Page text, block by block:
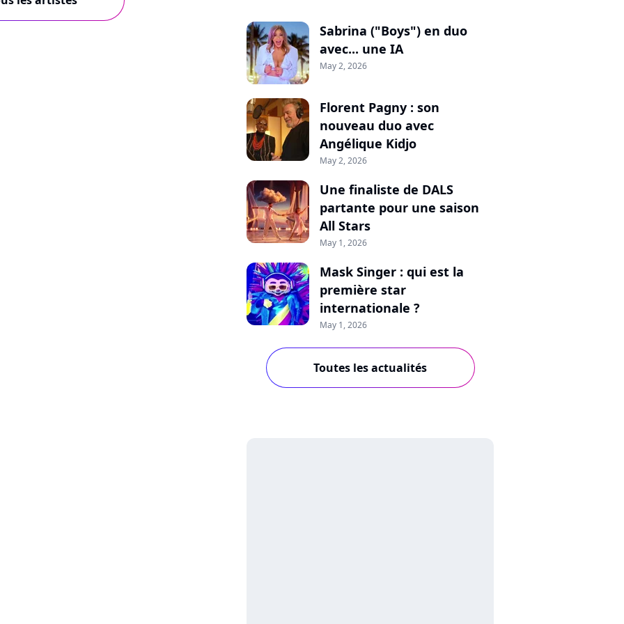
Sabrina ("Boys") en duo
avec... une IA
May 2, 2026
Florent Pagny : son
nouveau duo avec
Angélique Kidjo
May 2, 2026
Une finaliste de DALS
partante pour une saison
All Stars
May 1, 2026
Mask Singer : qui est la
première star
internationale ?
May 1, 2026
Toutes les actualités